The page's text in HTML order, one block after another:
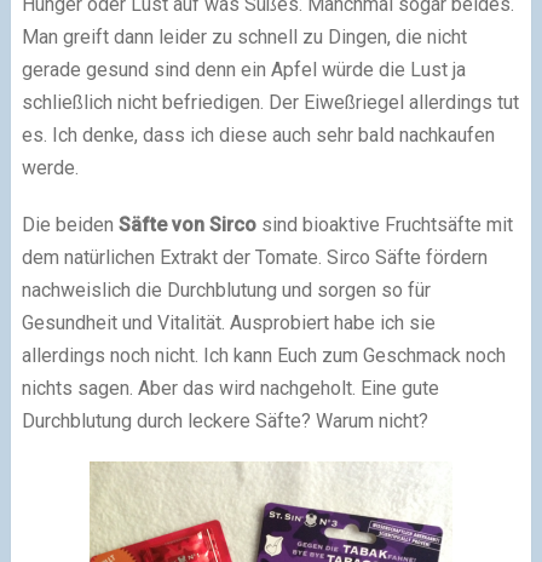
Man greift dann leider zu schnell zu Dingen, die nicht
gerade gesund sind denn ein Apfel würde die Lust ja
schließlich nicht befriedigen. Der Eiweßriegel allerdings tut
es. Ich denke, dass ich diese auch sehr bald nachkaufen
werde.
Die beiden Säfte von Sircosind bioaktive Fruchtsäfte mit
dem natürlichen Extrakt der Tomate. Sirco Säfte fördern
nachweislich die Durchblutung und sorgen so für
Gesundheit und Vitalität. Ausprobiert habe ich sie
allerdings noch nicht. Ich kann Euch zum Geschmack noch
nichts sagen. Aber das wird nachgeholt. Eine gute
Durchblutung durch leckere Säfte? Warum nicht?